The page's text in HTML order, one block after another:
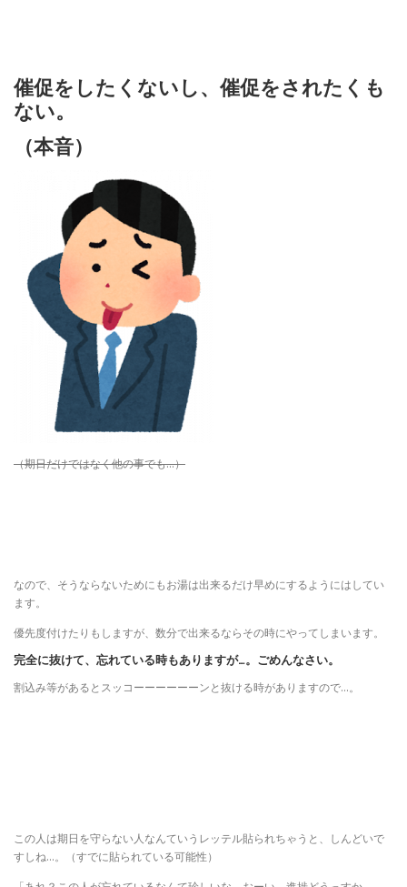
催促をしたくないし、催促をされたくも
ない。
（本音）
（期日だけではなく他の事でも…）
なので、そうならないためにもお湯は出来るだけ早めにするようにはしてい
ます。
優先度付けたりもしますが、数分で出来るならその時にやってしまいます。
完全に抜けて、忘れている時もありますが…。ごめんなさい。
割込み等があるとスッコーーーーーーンと抜ける時がありますので…。
この人は期日を守らない人なんていうレッテル貼られちゃうと、しんどいで
すしね…。（すでに貼られている可能性）